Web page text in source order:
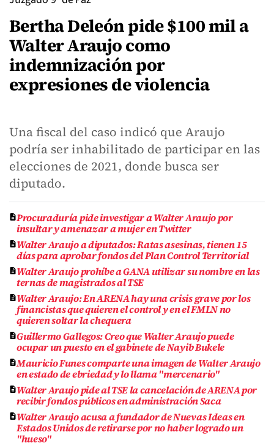
Bertha Deleón pide $100 mil a
Walter Araujo como
indemnización por
expresiones de violencia
Una fiscal del caso indicó que Araujo
podría ser inhabilitado de participar en las
elecciones de 2021, donde busca ser
diputado.
Procuraduría pide investigar a Walter Araujo por
insultar y amenazar a mujer en Twitter
Walter Araujo a diputados: Ratas asesinas, tienen 15
días para aprobar fondos del Plan Control Territorial
Walter Araujo prohíbe a GANA utilizar su nombre en las
ternas de magistrados al TSE
Walter Araujo: En ARENA hay una crisis grave por los
financistas que quieren el control y en el FMLN no
quieren soltar la chequera
Guillermo Gallegos: Creo que Walter Araujo puede
ocupar un puesto en el gabinete de Nayib Bukele
Mauricio Funes comparte una imagen de Walter Araujo
en estado de ebriedad y lo llama "mercenario"
Walter Araujo pide al TSE la cancelación de ARENA por
recibir fondos públicos en administración Saca
Walter Araujo acusa a fundador de Nuevas Ideas en
Estados Unidos de retirarse por no haber logrado un
"hueso"